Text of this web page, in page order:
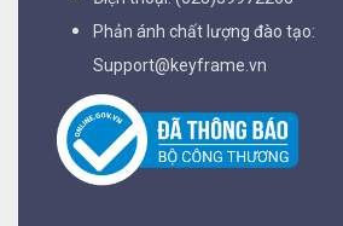
Phản ánh chất lượng đào tạo:
Support@keyframe.vn